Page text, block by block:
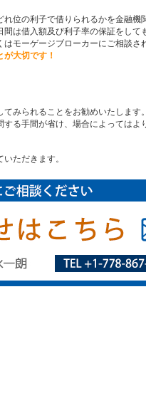
位の利子で借りられるかを金融機
は借入額及び利子率の保証をして
モーゲージブローカーにご相談さ
大切です！
みられることをお勧めいたします
る手間が省け、場合によってはよ
ただきます。